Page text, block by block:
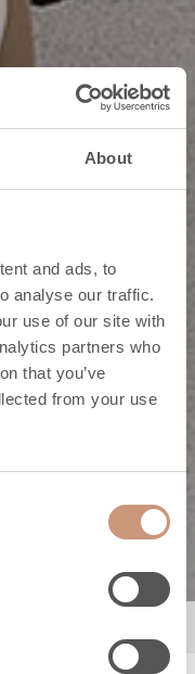
About
and ads, to
analyse our traffic.
use of our site with
partners who
that you’ve
from your use